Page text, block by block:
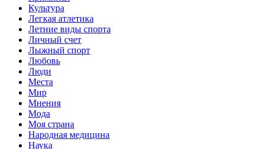
Культура
Легкая атлетика
Летние виды спорта
Личный счет
Лыжный спорт
Любовь
Люди
Места
Мир
Мнения
Мода
Моя страна
Народная медицина
Наука